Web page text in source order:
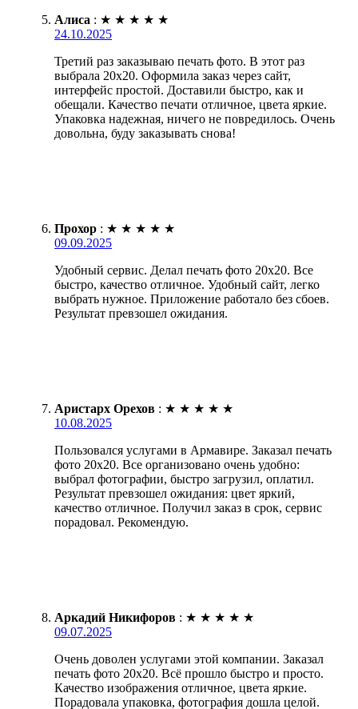
Алиса : ★ ★ ★ ★ ★
24.10.2025
Третий раз заказываю печать фото. В этот раз
выбрала 20х20. Оформила заказ через сайт,
интерфейс простой. Доставили быстро, как и
обещали. Качество печати отличное, цвета яркие.
Упаковка надежная, ничего не повредилось. Очень
довольна, буду заказывать снова!
Прохор : ★ ★ ★ ★ ★
09.09.2025
Удобный сервис. Делал печать фото 20х20. Все
быстро, качество отличное. Удобный сайт, легко
выбрать нужное. Приложение работало без сбоев.
Результат превзошел ожидания.
Аристарх Орехов : ★ ★ ★ ★ ★
10.08.2025
Пользовался услугами в Армавире. Заказал печать
фото 20х20. Все организовано очень удобно:
выбрал фотографии, быстро загрузил, оплатил.
Результат превзошел ожидания: цвет яркий,
качество отличное. Получил заказ в срок, сервис
порадовал. Рекомендую.
Аркадий Никифоров : ★ ★ ★ ★ ★
09.07.2025
Очень доволен услугами этой компании. Заказал
печать фото 20х20. Всё прошло быстро и просто.
Качество изображения отличное, цвета яркие.
Порадовала упаковка, фотография дошла целой.